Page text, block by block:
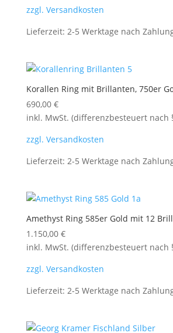
zzgl. Versandkosten
Lieferzeit: 2-5 Werktage nach
Korallen Ring mit Brillanten, 750er
690,00 €
inkl. MwSt. (differenzbesteuert nach
zzgl. Versandkosten
Lieferzeit: 2-5 Werktage nach
Amethyst Ring 585er Gold mit 12
1.150,00 €
inkl. MwSt. (differenzbesteuert nach
zzgl. Versandkosten
Lieferzeit: 2-5 Werktage nach